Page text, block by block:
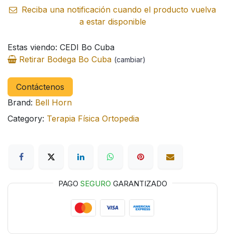
Reciba una notificación cuando el producto vuelva
a estar disponible
Estas viendo: CEDI Bo Cuba
Retirar Bodega Bo Cuba (cambiar)
Contáctenos
Brand: Bell Horn
Category: Terapia Física Ortopedia
PAGO SEGURO GARANTIZADO